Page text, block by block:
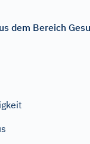
dem Bereich